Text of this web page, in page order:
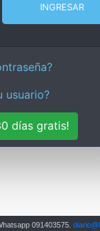
NO RECORDAR
INGRESAR
usuario?
días gratis!
091403575.